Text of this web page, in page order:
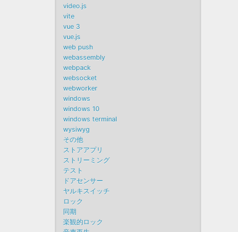
video.js
vite
vue 3
vue.js
web push
webassembly
webpack
websocket
webworker
windows
windows 10
windows terminal
wysiwyg
その他
ストアアプリ
ストリーミング
テスト
ドアセンサー
ヤルキスイッチ
ロック
同期
楽観的ロック